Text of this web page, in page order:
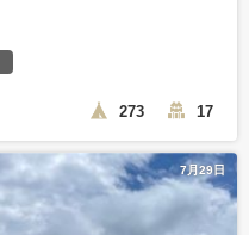
273 17
7月29日